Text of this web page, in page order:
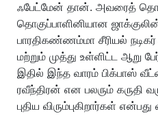
ஃபேட்மேன் தான். அவரைத்
தொகுப்பாளினியான
பாரதிகண்ணம்மா சீரியல்
மற்றும் முத்து உள்ளிட்ட ஆறு
இதில் இந்த வாரம் பிக்பாஸ்
ரவீந்திரன் என பலரும் கருதி
புதிய விரும்புகிறார்கள்